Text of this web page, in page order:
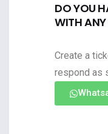
DO YOU
WITH
Create a
respond as